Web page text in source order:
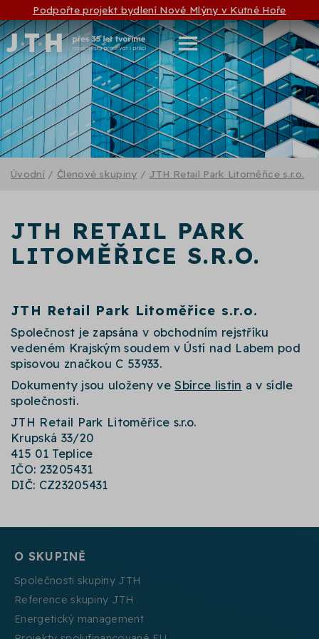
Podpořte projekt bydlení Nové Mlýny v Kutné Hoře
Úvodní / Členové skupiny / JTH Retail Park Litoměřice s.r.o.
JTH RETAIL PARK
LITOMĚŘICE S.R.O.
JTH Retail Park Litoměřice s.r.o.
Společnost je zapsána v obchodním rejstříku
vedeném Krajským soudem v Ústí nad Labem pod
spisovou značkou C 53933.
Dokumenty jsou uloženy veSbírce listin a v sídle
společnosti.
JTH Retail Park Litoměřice s.r.o.
Krupská 33/20
415 01 Teplice
IČO: 23205431
DIČ: CZ23205431
O SKUPINĚ
Společnosti skupiny JTH
Reference skupiny JTH
Energetický management